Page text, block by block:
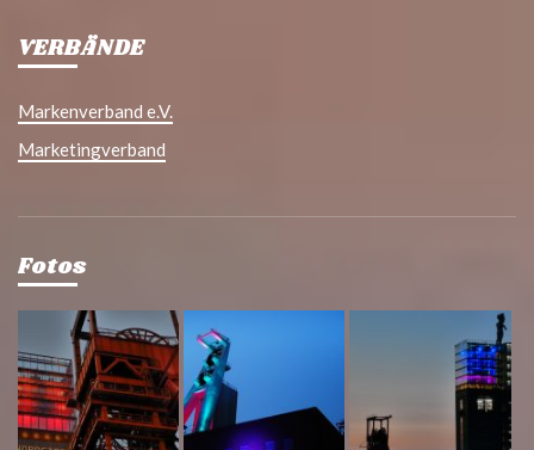
VERBÄNDE
Markenverband e.V.
Marketingverband
Fotos